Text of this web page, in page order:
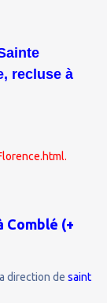
recluse à
Comblé (+
direction de saint